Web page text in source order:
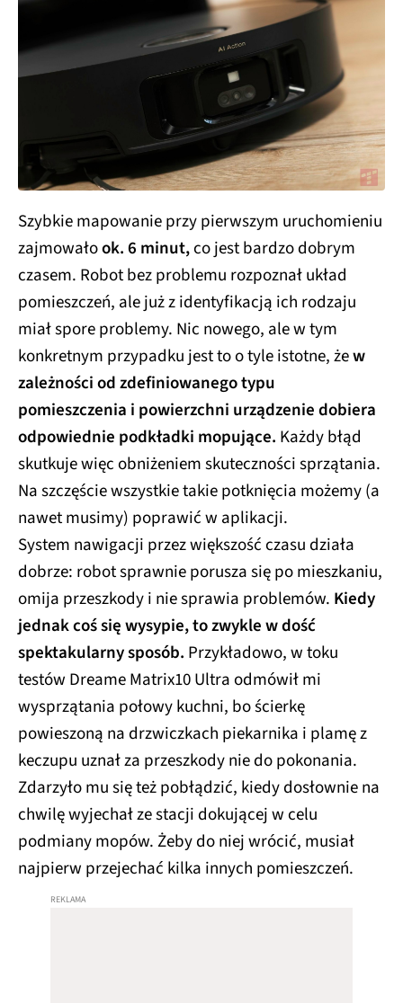
Szybkie mapowanie przy pierwszym uruchomieniu
zajmowałook. 6 minut,co jest bardzo dobrym
czasem. Robot bez problemu rozpoznał układ
pomieszczeń, ale już z identyfikacją ich rodzaju
miał spore problemy. Nic nowego, ale w tym
konkretnym przypadku jest to o tyle istotne, żew
zależności od zdefiniowanego typu
pomieszczenia i powierzchni urządzenie dobiera
odpowiednie podkładki mopujące. Każdy błąd
skutkuje więc obniżeniem skuteczności sprzątania.
Na szczęście wszystkie takie potknięcia możemy (a
nawet musimy) poprawić w aplikacji.
System nawigacji przez większość czasu działa
dobrze: robot sprawnie porusza się po mieszkaniu,
omija przeszkody i nie sprawia problemów. Kiedy
jednak coś się wysypie, to zwykle w dość
spektakularny sposób. Przykładowo, w toku
testów Dreame Matrix10 Ultra odmówił mi
wysprzątania połowy kuchni, bo ścierkę
powieszoną na drzwiczkach piekarnika i plamę z
keczupu uznał za przeszkody nie do pokonania.
Zdarzyło mu się też pobłądzić, kiedy dosłownie na
chwilę wyjechał ze stacji dokującej w celu
podmiany mopów. Żeby do niej wrócić, musiał
najpierw przejechać kilka innych pomieszczeń.